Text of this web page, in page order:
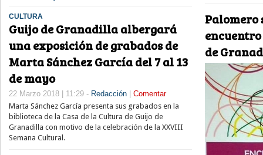
CULTURA
Guijo de Granadilla albergará
una exposición de grabados de
Marta Sánchez García del 7 al 13
de mayo
22 Marzo 2018 | 11:29 - Redacción
Comentar
Marta Sánchez García presenta sus grabados en la
biblioteca de la Casa de la Cultura de Guijo de
Granadilla con motivo de la celebración de la XXVIII
Semana Cultural.
Palomero
de